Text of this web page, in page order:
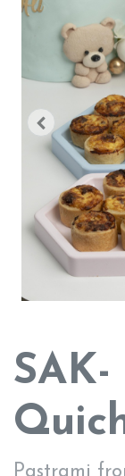
Pastrami